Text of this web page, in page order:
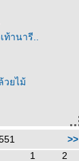
านารี..
วยไม้
>>
1
2